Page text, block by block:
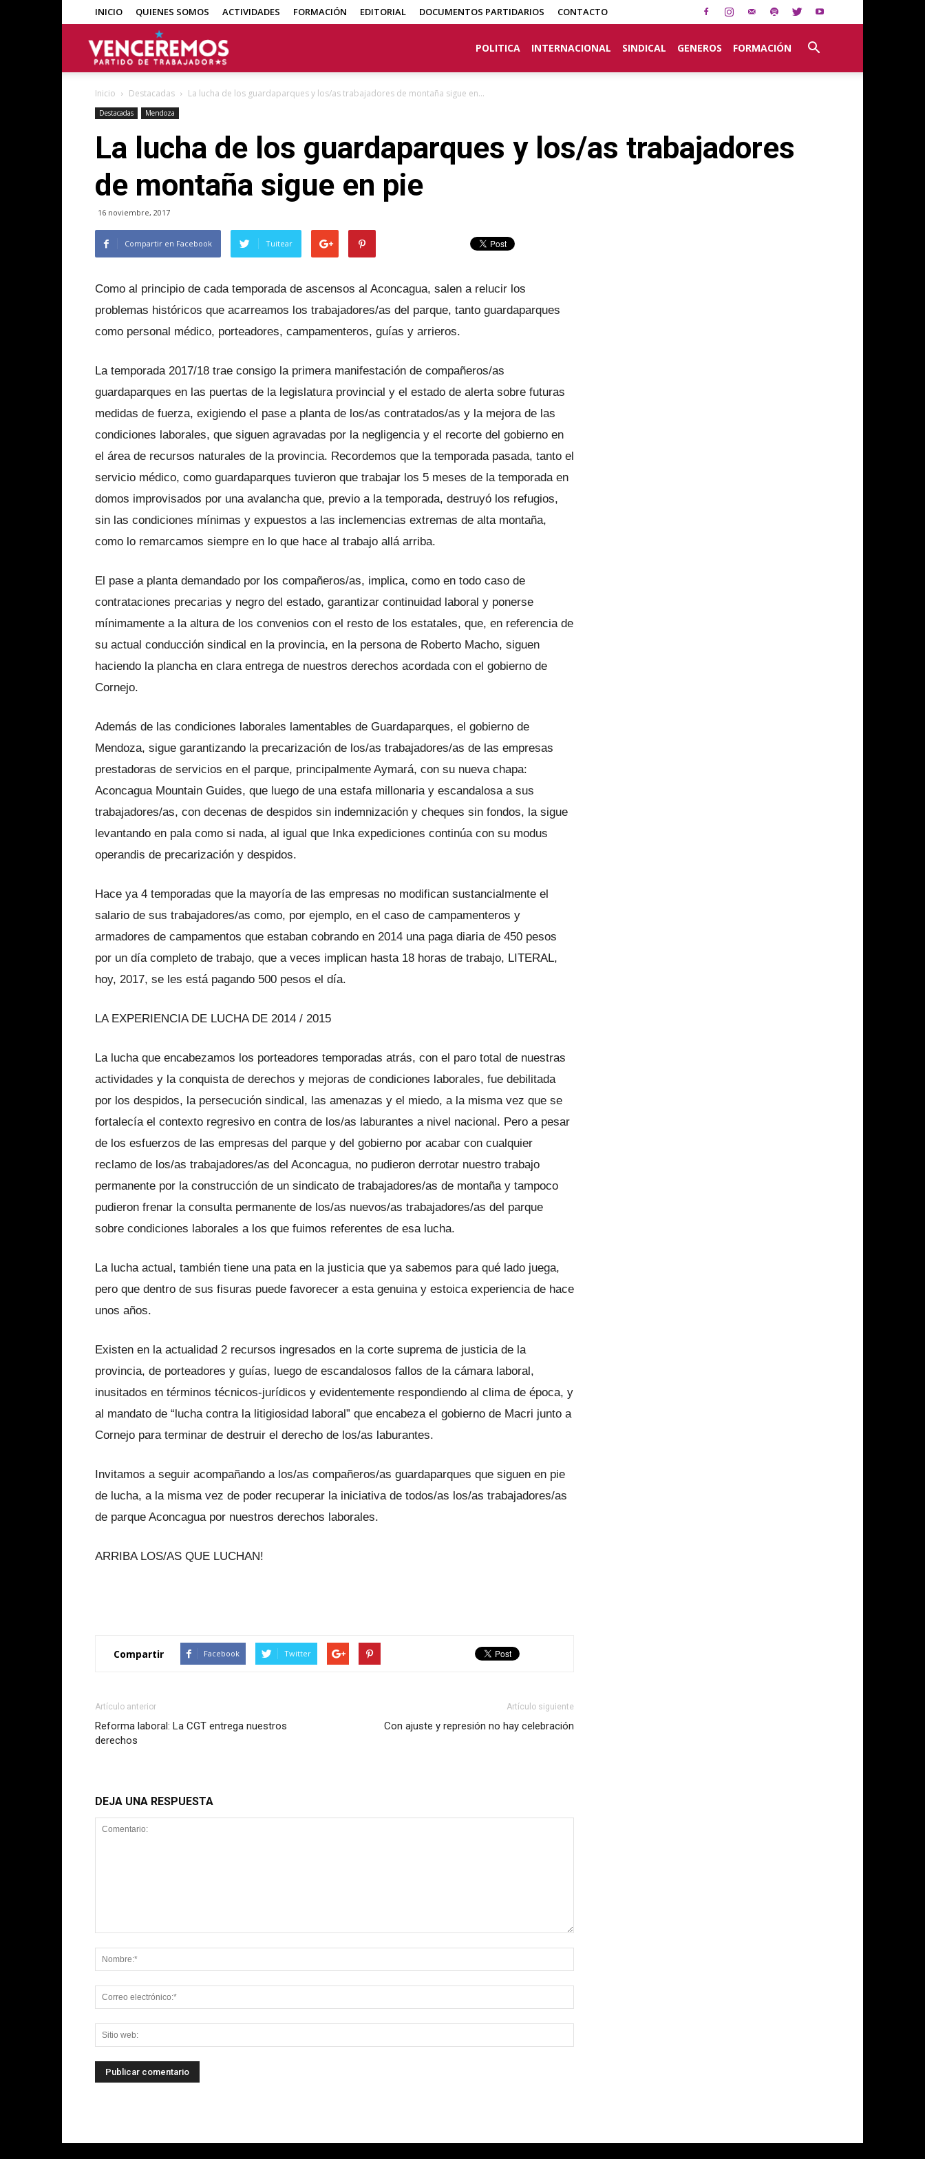
INICIO QUIENES SOMOS ACTIVIDADES FORMACIÓN EDITORIAL DOCUMENTOS PARTIDARIOS CONTACTO
POLITICA INTERNACIONAL SINDICAL GENEROS FORMACIÓN
Inicio Destacadas La lucha de los guardaparques y los/as trabajadores de montaña sigue en...
Destacadas Mendoza
La lucha de los guardaparques y los/as trabajadores
de montaña sigue en pie
16 noviembre, 2017
Compartir en Facebook Tuitear
Como al principio de cada temporada de ascensos al Aconcagua, salen a relucir los
problemas históricos que acarreamos los trabajadores/as del parque, tanto guardaparques
como personal médico, porteadores, campamenteros, guías y arrieros.
La temporada 2017/18 trae consigo la primera manifestación de compañeros/as
guardaparques en las puertas de la legislatura provincial y el estado de alerta sobre futuras
medidas de fuerza, exigiendo el pase a planta de los/as contratados/as y la mejora de las
condiciones laborales, que siguen agravadas por la negligencia y el recorte del gobierno en
el área de recursos naturales de la provincia. Recordemos que la temporada pasada, tanto el
servicio médico, como guardaparques tuvieron que trabajar los 5 meses de la temporada en
domos improvisados por una avalancha que, previo a la temporada, destruyó los refugios,
sin las condiciones mínimas y expuestos a las inclemencias extremas de alta montaña,
como lo remarcamos siempre en lo que hace al trabajo allá arriba.
El pase a planta demandado por los compañeros/as, implica, como en todo caso de
contrataciones precarias y negro del estado, garantizar continuidad laboral y ponerse
mínimamente a la altura de los convenios con el resto de los estatales, que, en referencia de
su actual conducción sindical en la provincia, en la persona de Roberto Macho, siguen
haciendo la plancha en clara entrega de nuestros derechos acordada con el gobierno de
Cornejo.
Además de las condiciones laborales lamentables de Guardaparques, el gobierno de
Mendoza, sigue garantizando la precarización de los/as trabajadores/as de las empresas
prestadoras de servicios en el parque, principalmente Aymará, con su nueva chapa:
Aconcagua Mountain Guides, que luego de una estafa millonaria y escandalosa a sus
trabajadores/as, con decenas de despidos sin indemnización y cheques sin fondos, la sigue
levantando en pala como si nada, al igual que Inka expediciones continúa con su modus
operandis de precarización y despidos.
Hace ya 4 temporadas que la mayoría de las empresas no modifican sustancialmente el
salario de sus trabajadores/as como, por ejemplo, en el caso de campamenteros y
armadores de campamentos que estaban cobrando en 2014 una paga diaria de 450 pesos
por un día completo de trabajo, que a veces implican hasta 18 horas de trabajo, LITERAL,
hoy, 2017, se les está pagando 500 pesos el día.
LA EXPERIENCIA DE LUCHA DE 2014 / 2015
La lucha que encabezamos los porteadores temporadas atrás, con el paro total de nuestras
actividades y la conquista de derechos y mejoras de condiciones laborales, fue debilitada
por los despidos, la persecución sindical, las amenazas y el miedo, a la misma vez que se
fortalecía el contexto regresivo en contra de los/as laburantes a nivel nacional. Pero a pesar
de los esfuerzos de las empresas del parque y del gobierno por acabar con cualquier
reclamo de los/as trabajadores/as del Aconcagua, no pudieron derrotar nuestro trabajo
permanente por la construcción de un sindicato de trabajadores/as de montaña y tampoco
pudieron frenar la consulta permanente de los/as nuevos/as trabajadores/as del parque
sobre condiciones laborales a los que fuimos referentes de esa lucha.
La lucha actual, también tiene una pata en la justicia que ya sabemos para qué lado juega,
pero que dentro de sus fisuras puede favorecer a esta genuina y estoica experiencia de hace
unos años.
Existen en la actualidad 2 recursos ingresados en la corte suprema de justicia de la
provincia, de porteadores y guías, luego de escandalosos fallos de la cámara laboral,
inusitados en términos técnicos-jurídicos y evidentemente respondiendo al clima de época, y
al mandato de “lucha contra la litigiosidad laboral” que encabeza el gobierno de Macri junto a
Cornejo para terminar de destruir el derecho de los/as laburantes.
Invitamos a seguir acompañando a los/as compañeros/as guardaparques que siguen en pie
de lucha, a la misma vez de poder recuperar la iniciativa de todos/as los/as trabajadores/as
de parque Aconcagua por nuestros derechos laborales.
ARRIBA LOS/AS QUE LUCHAN!
Compartir Facebook Twitter
Artículo anterior
Reforma laboral: La CGT entrega nuestros
derechos
Artículo siguiente
Con ajuste y represión no hay celebración
DEJA UNA RESPUESTA